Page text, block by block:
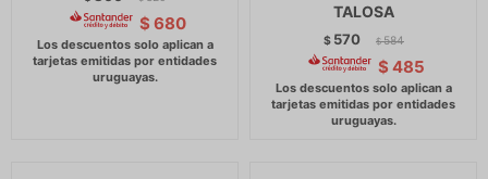
$ 680
TALOSA
$ 570 $ 584
$ 485